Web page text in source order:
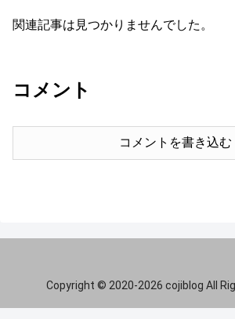
関連記事は見つかりませんでした。
コメント
コメントを書き込む
Copyright © 2020-2026 cojiblog All